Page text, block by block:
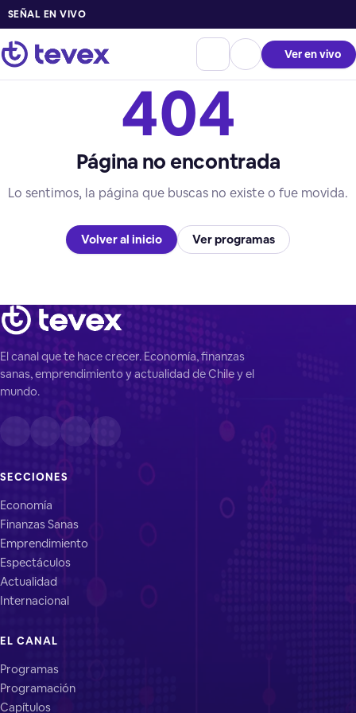
SEÑAL EN VIVO
Ver en vivo
404
Página no encontrada
Lo sentimos, la página que buscas no existe o fue movida.
Volver al inicio Ver programas
El canal que te hace crecer. Economía, finanzas
sanas, emprendimiento y actualidad de Chile y el
mundo.
SECCIONES
Economía
Finanzas Sanas
Emprendimiento
Espectáculos
Actualidad
Internacional
EL CANAL
Programas
Programación
Capítulos